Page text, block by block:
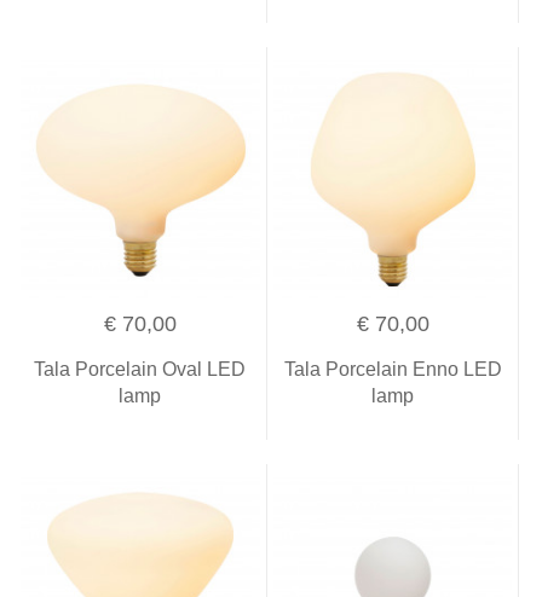
€ 70,00
Tala Porcelain Oval LED
lamp
€ 70,00
Tala Porcelain Enno LED
lamp